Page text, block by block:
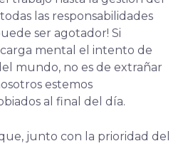
las responsabilidades
ser agotador! Si
mental el intento de
mundo, no es de extrañar
estemos
al final del día.
junto con la prioridad del